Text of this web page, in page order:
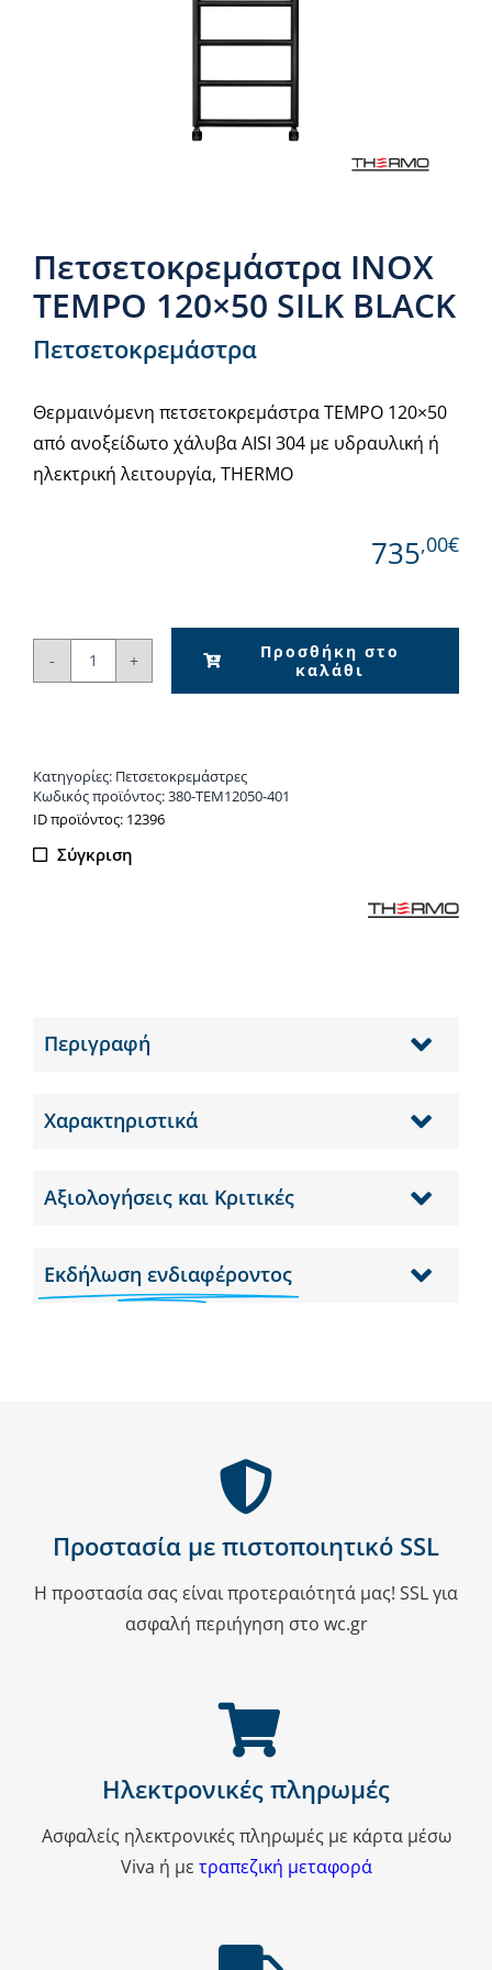
Πετσετοκρεμάστρα INOX
TEMPO 120×50 SILK BLACK
Πετσετοκρεμάστρα
Θερμαινόμενη πετσετοκρεμάστρα TEMPO 120×50
από ανοξείδωτο χάλυβα AISI 304 με υδραυλική ή
ηλεκτρική λειτουργία, THERMO
735,00€
Πετσετοκρεμάστρα
SILK
BLACK
Προσθήκη στο
καλάθι
Κατηγορίες: Πετσετοκρεμάστρες
Κωδικός προϊόντος:380-TEM12050-401
ΙD προϊόντος: 12396
Σύγκριση
Περιγραφή
Χαρακτηριστικά
Αξιολογήσεις και Κριτικές
Εκδήλωση ενδιαφέροντος
Προστασία με πιστοποιητικό SSL
Η προστασία σας είναι προτεραιότητά μας! SSL για
ασφαλή περιήγηση στο wc.gr
Ηλεκτρονικές πληρωμές
Ασφαλείς ηλεκτρονικές πληρωμές με κάρτα μέσω
Viva ή με τραπεζική μεταφορά